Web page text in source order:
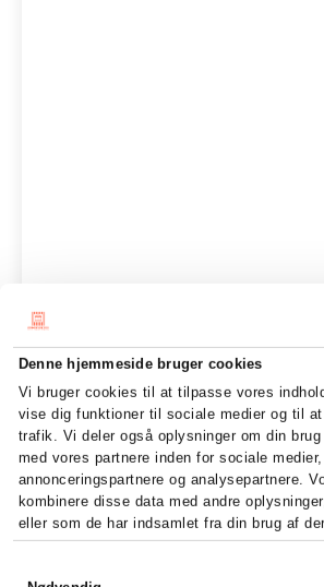
Denne hjemmeside bruger cookies
Vi bruger cookies til at tilpasse vores
vise dig funktioner til sociale medier og til
trafik. Vi deler også oplysninger om din
med vores partnere inden for sociale medier,
annonceringspartnere og analysepartnere.
kombinere disse data med andre
eller som de har indsamlet fra din brug af